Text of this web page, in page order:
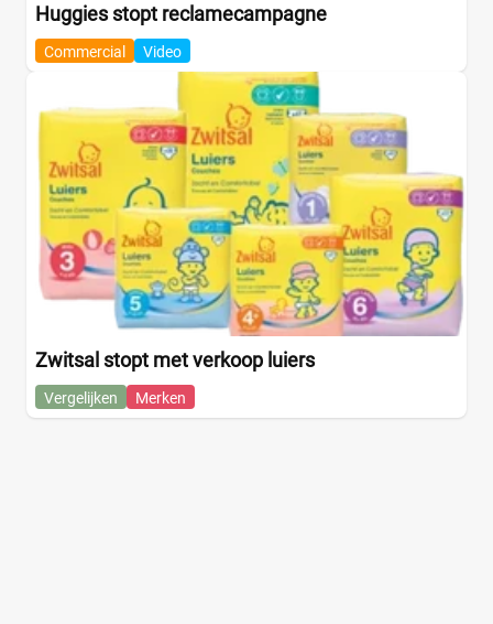
Huggies stopt reclamecampagne
Commercial Video
Zwitsal stopt met verkoop luiers
Vergelijken Merken